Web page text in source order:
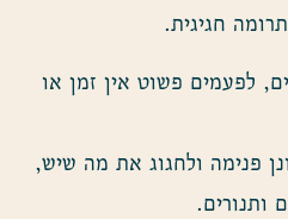
חגיגית.
לפעמים פשוט אין זמן או
פנימה ולחגוג את מה שיש,
ותנורים.